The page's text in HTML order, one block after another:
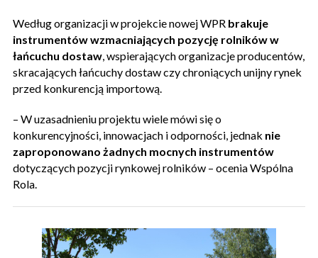
Według organizacji w projekcie nowej WPR brakuje
instrumentów wzmacniających pozycję rolników w
łańcuchu dostaw , wspierających organizacje producentów,
skracających łańcuchy dostaw czy chroniących unijny rynek
przed konkurencją importową.
– W uzasadnieniu projektu wiele mówi się o
konkurencyjności, innowacjach i odporności, jednak nie
zaproponowano żadnych mocnych instrumentów
dotyczących pozycji rynkowej rolników – ocenia Wspólna
Rola.